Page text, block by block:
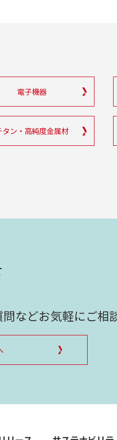
電子機器
タン・高純度金属材
などお気軽にご相